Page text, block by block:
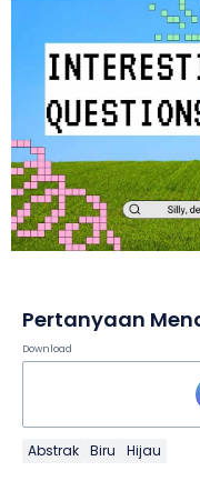
Download
Abstrak Biru Hijau